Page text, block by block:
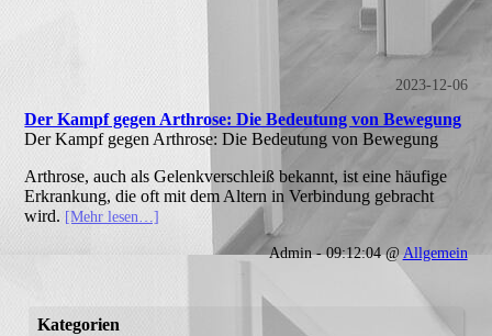
2023-12-06
Der Kampf gegen Arthrose: Die Bedeutung von Bewegung
Der Kampf gegen Arthrose: Die Bedeutung von Bewegung
Arthrose, auch als Gelenkverschleiß bekannt, ist eine häufige
Erkrankung, die oft mit dem Altern in Verbindung gebracht
wird. [Mehr lesen…]
Admin - 09:12:04 @Allgemein
Kategorien